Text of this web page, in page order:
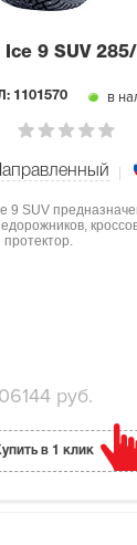
Ice 9 SUV
1101570 в
9 SUV
руб.
в 1 клик